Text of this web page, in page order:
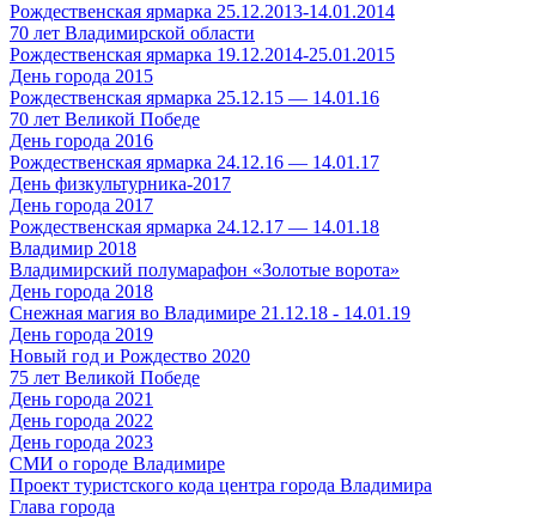
Рождественская ярмарка 25.12.2013-14.01.2014
70 лет Владимирской области
Рождественская ярмарка 19.12.2014-25.01.2015
День города 2015
Рождественская ярмарка 25.12.15 — 14.01.16
70 лет Великой Победе
День города 2016
Рождественская ярмарка 24.12.16 — 14.01.17
День физкультурника-2017
День города 2017
Рождественская ярмарка 24.12.17 — 14.01.18
Владимир 2018
Владимирский полумарафон «Золотые ворота»
День города 2018
Снежная магия во Владимире 21.12.18 - 14.01.19
День города 2019
Новый год и Рождество 2020
75 лет Великой Победе
День города 2021
День города 2022
День города 2023
СМИ о городе Владимире
Проект туристского кода центра города Владимира
Глава города